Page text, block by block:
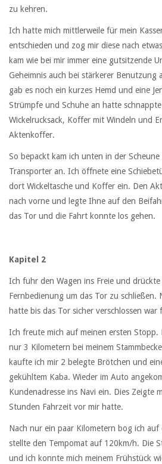
zu kehren.
Ich hatte mich mittlerweile für mein
entschieden und zog mir diese nach
kam wie bei mir immer eine gutsitzende
Geheimnis auch bei stärkerer Benutzung
gab es noch ein kurzes Hemd und eine
Strümpfe und Schuhe an hatte
Wickelrucksack, Koffer mit Windeln und
Aktenkoffer.
So bepackt kam ich unten in der
Transporter an. Ich öffnete eine
dort Wickeltasche und Koffer ein. Den
nach vorne und legte Ihne auf den
das Tor und die Fahrt konnte los gehen.
Kapitel 2
Ich fuhr den Wagen ins Freie und
Fernbedienung um das Tor zu schließen.
hatte bis das Tor sicher verschlossen war
Ich freute mich auf meinen ersten Stopp.
nur 3 Kilometern bei meinem
kaufte ich mir 2 belegte Brötchen und
gekühltem Kaba. Wieder im Auto
Kundenadresse ins Navi ein. Dies Zeigte
Stunden Fahrzeit vor mir hatte.
Nach nur ein paar Kilometern bog ich
stellte den Tempomat auf 120km/h. Die
und ich konnte mich meinem Frühstück